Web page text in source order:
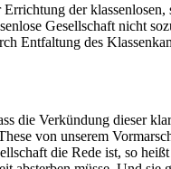
der
Gesellschaft nicht
Entfaltung des
die Verkündung dieser
von unserem
die Rede ist, so